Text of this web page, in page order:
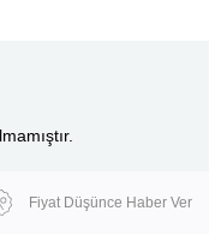
Fiyat Düşünce Haber Ver